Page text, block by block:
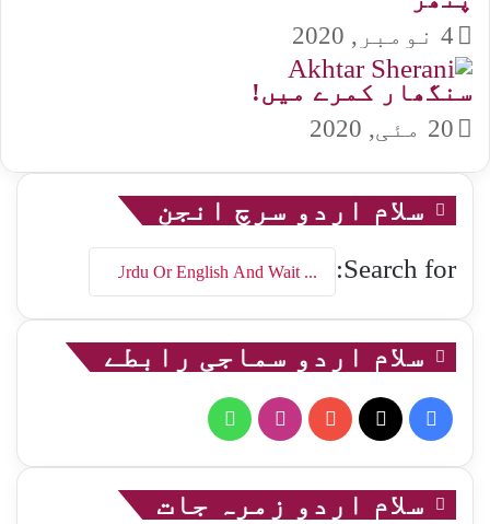
4 نومبر, 2020
سنگھار کمرے میں!
20 مئی, 2020
سلام اردو سرچ انجن
Search for:
سلام اردو سماجی رابطے
Facebook
YouTube
Instagram
WhatsApp
سلام اردو زمرہ جات